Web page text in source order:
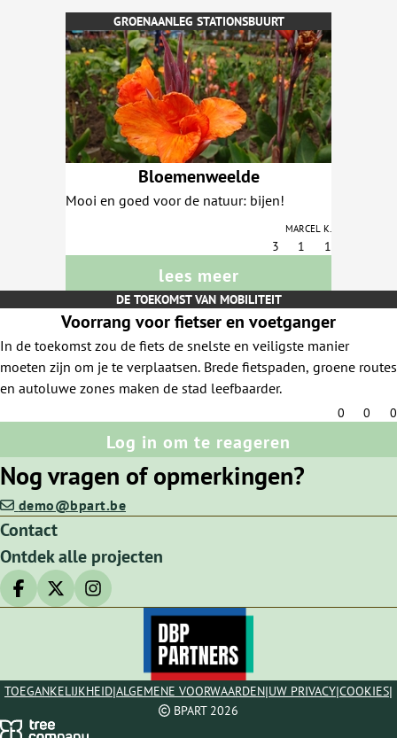
GROENAANLEG STATIONSBUURT
Bloemenweelde
Mooi en goed voor de natuur: bijen!
Marcel K.
3 1 1
lees meer
DE TOEKOMST VAN MOBILITEIT
Voorrang voor fietser en voetganger
In de toekomst zou de fiets de snelste en veiligste manier
moeten zijn om je te verplaatsen. Brede fietspaden, groene routes
en autoluwe zones maken de stad leefbaarder.
0 0 0
Log in om te reageren
Nog vragen of opmerkingen?
demo@bpart.be
Contact
Ontdek alle projecten
Deel op facebook
Deel op X
Deel op Instagram
TOEGANKELIJKHEID|ALGEMENE VOORWAARDEN|UW PRIVACY|COOKIES|
BPART 2026